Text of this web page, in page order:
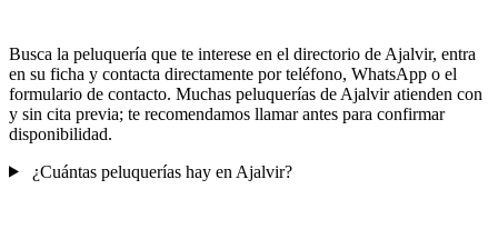
Busca la peluquería que te interese en el directorio de Ajalvir, entra
en su ficha y contacta directamente por teléfono, WhatsApp o el
formulario de contacto. Muchas peluquerías de Ajalvir atienden con
y sin cita previa; te recomendamos llamar antes para confirmar
disponibilidad.
¿Cuántas peluquerías hay en Ajalvir?